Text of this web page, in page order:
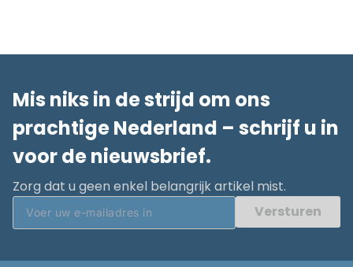
Mis niks in de strijd om ons
prachtige Nederland – schrijf u in
voor de nieuwsbrief.
Zorg dat u geen enkel belangrijk artikel mist.
Versturen